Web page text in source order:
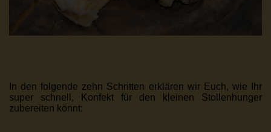
In den folgende zehn Schritten erklären wir Euch, wie Ihr
super schnell, Konfekt für den kleinen Stollenhunger
zubereiten könnt: